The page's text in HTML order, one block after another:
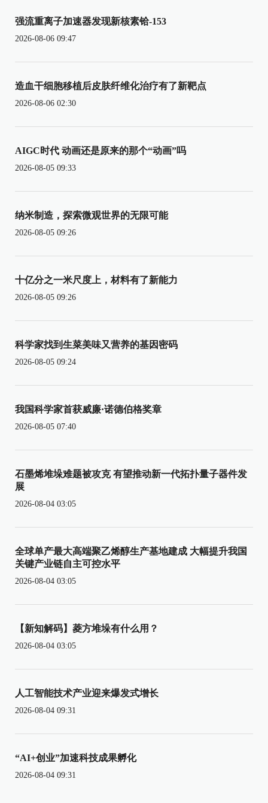
强流重离子加速器发现新核素铪-153
2026-08-06 09:47
造血干细胞移植后皮肤纤维化治疗有了新靶点
2026-08-06 02:30
AIGC时代 动画还是原来的那个“动画”吗
2026-08-05 09:33
纳米制造，探索微观世界的无限可能
2026-08-05 09:26
十亿分之一米尺度上，材料有了新能力
2026-08-05 09:26
科学家找到生菜美味又营养的基因密码
2026-08-05 09:24
我国科学家首获威廉·诺德伯格奖章
2026-08-05 07:40
石墨烯堆垛难题被攻克 有望推动新一代拓扑量子器件发
展
2026-08-04 03:05
全球单产最大高端聚乙烯醇生产基地建成 大幅提升我国
关键产业链自主可控水平
2026-08-04 03:05
【新知解码】菱方堆垛有什么用？
2026-08-04 03:05
人工智能技术产业迎来爆发式增长
2026-08-04 09:31
“AI+创业”加速科技成果孵化
2026-08-04 09:31